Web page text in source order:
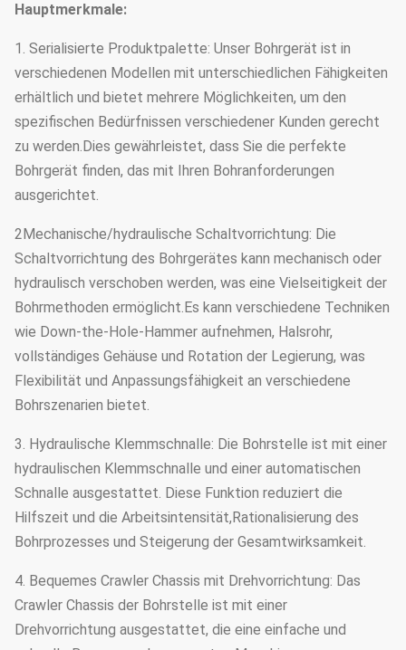
Hauptmerkmale:
1. Serialisierte Produktpalette: Unser Bohrgerät ist in
verschiedenen Modellen mit unterschiedlichen Fähigkeiten
erhältlich und bietet mehrere Möglichkeiten, um den
spezifischen Bedürfnissen verschiedener Kunden gerecht
zu werden.Dies gewährleistet, dass Sie die perfekte
Bohrgerät finden, das mit Ihren Bohranforderungen
ausgerichtet.
2Mechanische/hydraulische Schaltvorrichtung: Die
Schaltvorrichtung des Bohrgerätes kann mechanisch oder
hydraulisch verschoben werden, was eine Vielseitigkeit der
Bohrmethoden ermöglicht.Es kann verschiedene Techniken
wie Down-the-Hole-Hammer aufnehmen, Halsrohr,
vollständiges Gehäuse und Rotation der Legierung, was
Flexibilität und Anpassungsfähigkeit an verschiedene
Bohrszenarien bietet.
3. Hydraulische Klemmschnalle: Die Bohrstelle ist mit einer
hydraulischen Klemmschnalle und einer automatischen
Schnalle ausgestattet. Diese Funktion reduziert die
Hilfszeit und die Arbeitsintensität,Rationalisierung des
Bohrprozesses und Steigerung der Gesamtwirksamkeit.
4. Bequemes Crawler Chassis mit Drehvorrichtung: Das
Crawler Chassis der Bohrstelle ist mit einer
Drehvorrichtung ausgestattet, die eine einfache und